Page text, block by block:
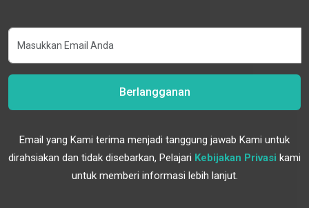
Berlangganan
Email yang Kami terima menjadi tanggung jawab Kami untuk
dirahsiakan dan tidak disebarkan, Pelajari Kebijakan Privasi kami
untuk memberi informasi lebih lanjut.